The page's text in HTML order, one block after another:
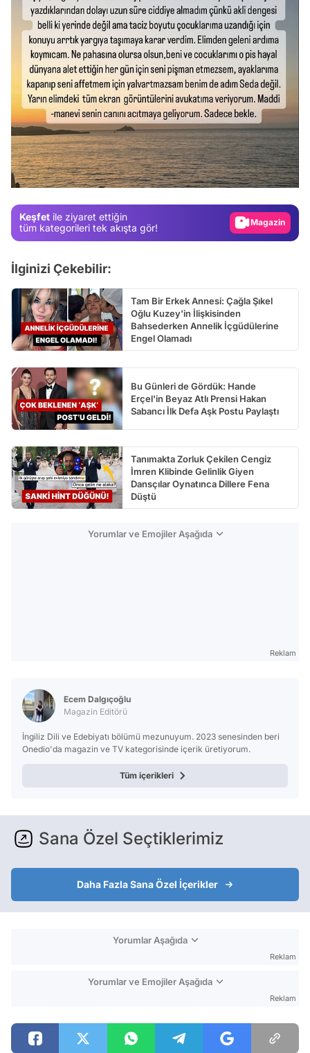
Keşfet ile ziyaret ettiğin
tüm kategorileri tek akışta gör!
Video
Test
Gündem
Video
İlginizi Çekebilir:
Tam Bir Erkek Annesi: Çağla Şıkel
Oğlu Kuzey'in İlişkisinden
Bahsederken Annelik İçgüdülerine
Engel Olamadı
Bu Günleri de Gördük: Hande
Erçel'in Beyaz Atlı Prensi Hakan
Sabancı İlk Defa Aşk Postu Paylaştı
Tanımakta Zorluk Çekilen Cengiz
İmren Klibinde Gelinlik Giyen
Dansçılar Oynatınca Dillere Fena
Düştü
Yorumlar ve Emojiler Aşağıda
Reklam
Ecem Dalgıçoğlu
Magazin Editörü
İngiliz Dili ve Edebiyatı bölümü mezunuyum. 2023 senesinden beri
Onedio'da magazin ve TV kategorisinde içerik üretiyorum.
Tüm içerikleri
Sana Özel Seçtiklerimiz
Daha Fazla Sana Özel İçerikler
Yorumlar Aşağıda
Reklam
Yorumlar ve Emojiler Aşağıda
Reklam